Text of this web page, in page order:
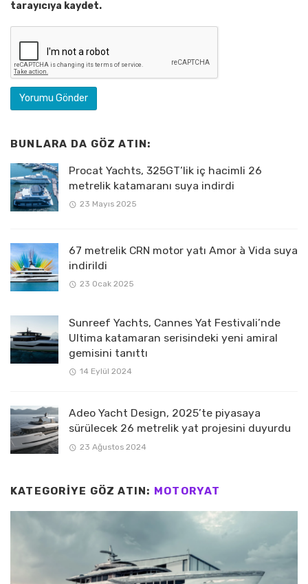
tarayıcıya kaydet.
BUNLARA DA GÖZ ATIN:
Procat Yachts, 325GT’lik iç hacimli 26
metrelik katamaranı suya indirdi
23 Mayıs 2025
67 metrelik CRN motor yatı Amor à Vida suya
indirildi
23 Ocak 2025
Sunreef Yachts, Cannes Yat Festivali’nde
Ultima katamaran serisindeki yeni amiral
gemisini tanıttı
14 Eylül 2024
Adeo Yacht Design, 2025’te piyasaya
sürülecek 26 metrelik yat projesini duyurdu
23 Ağustos 2024
KATEGORIYE GÖZ ATIN: MOTORYAT